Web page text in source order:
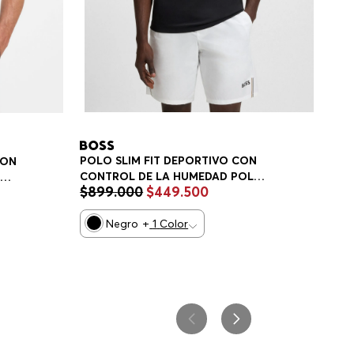
POLO SLIM FIT DEPORTIVO CON
CONTROL DE LA HUMEDAD POLO
SLIM FIT HOMBRE
$899.000 $449.500
Negro + 1 Color